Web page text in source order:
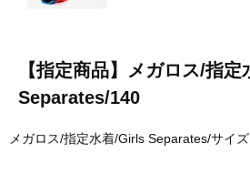
【指定商品】メガロス/指
Separates/140
メガロス/指定水着/Girls Separates/サイ